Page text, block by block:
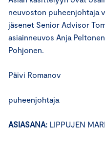
neuvoston puheenjohtaja
jäsenet Senior Advisor
asiainneuvos Anja
Pohjonen.
Päivi Romanov
ASIASANA: LIPPUJEN